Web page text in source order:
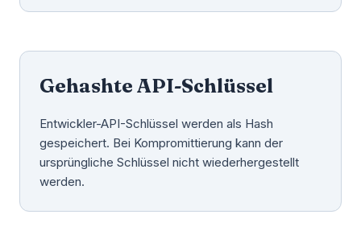
Gehashte API-Schlüssel
Entwickler-API-Schlüssel werden als Hash
gespeichert. Bei Kompromittierung kann der
ursprüngliche Schlüssel nicht wiederhergestellt
werden.